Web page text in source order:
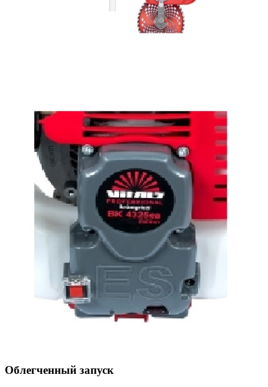
Облегченный запуск